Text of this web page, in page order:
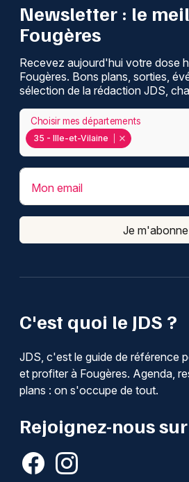
C'est quoi le JDS ?
JDS, c'est le guide de référence
et profiter à Fougères. Agenda,
plans : on s'occupe de tout.
Rejoignez-nous sur
Newsletter : le
Fougères
Recevez aujourd'hui votre dose
Fougères. Bons plans, sorties,
sélection de la rédaction JDS,
35 - Ille-et-Vilaine
Choisir mes départements
Mon email
Je m'abonne